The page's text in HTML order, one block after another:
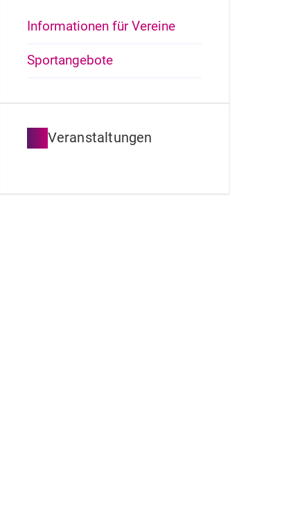
Informationen für Vereine
Sportangebote
Veranstaltungen